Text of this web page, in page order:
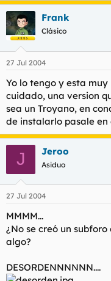
Frank
Clásico
27 Jul 2004
Yo lo tengo y esta muy
cuidado, una version
sea un Troyano, en
de instalarlo pasale
J Jeroo
Asiduo
27 Jul 2004
MMMM...
¿No se creó un
algo?
DESORDENNNNNN....